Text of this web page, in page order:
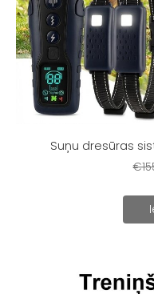
Suņu dresūras